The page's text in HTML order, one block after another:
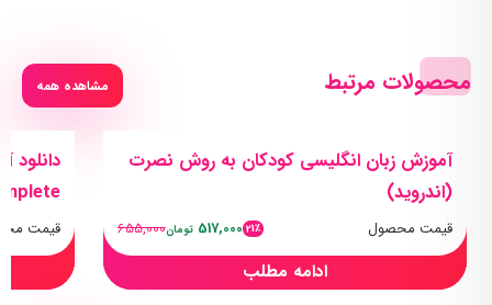
محصولات مرتبط مشاهده همه
آموزش زبان انگلیسی کودکان به روش نصرت
(اندروید)
قیمت محصول 21٪ 517,000 تومان655,000
ادامه مطلب
قیمت